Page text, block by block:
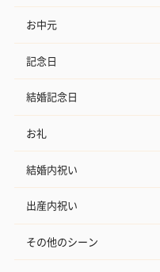
お中元
記念日
結婚記念日
お礼
結婚内祝い
出産内祝い
その他のシーン